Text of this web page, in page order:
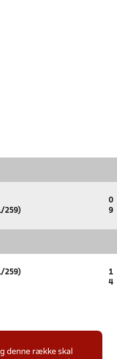
0
259)
9
259)
1
4
denne række skal